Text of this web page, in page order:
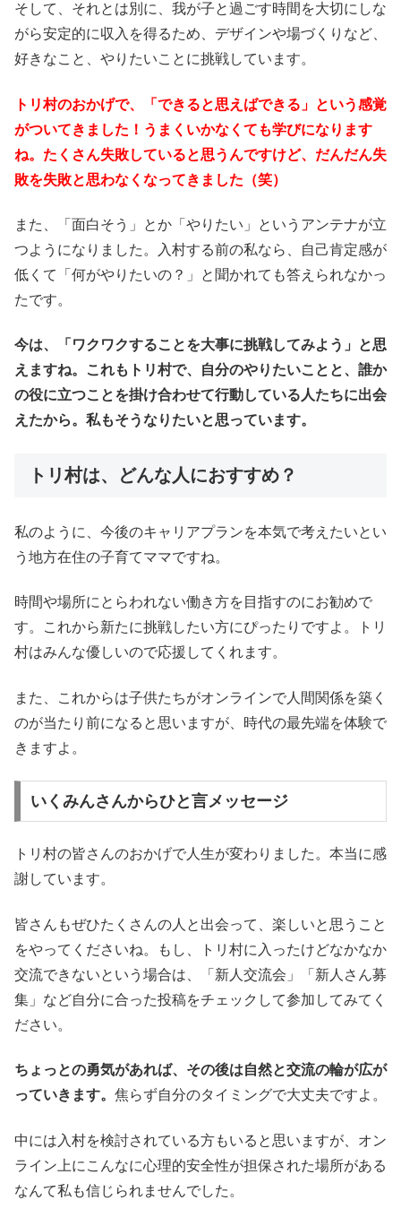
そして、それとは別に、我が子と過ごす時間を大切にしな
がら安定的に収入を得るため、デザインや場づくりなど、
好きなこと、やりたいことに挑戦しています。
トリ村のおかげで、「できると思えばできる」という感覚
がついてきました！うまくいかなくても学びになります
ね。たくさん失敗していると思うんですけど、だんだん失
敗を失敗と思わなくなってきました（笑）
また、「面白そう」とか「やりたい」というアンテナが立
つようになりました。入村する前の私なら、自己肯定感が
低くて「何がやりたいの？」と聞かれても答えられなかっ
たです。
今は、「ワクワクすることを大事に挑戦してみよう」と思
えますね。これもトリ村で、自分のやりたいことと、誰か
の役に立つことを掛け合わせて行動している人たちに出会
えたから。私もそうなりたいと思っています。
トリ村は、どんな人におすすめ？
私のように、今後のキャリアプランを本気で考えたいとい
う地方在住の子育てママですね。
時間や場所にとらわれない働き方を目指すのにお勧めで
す。これから新たに挑戦したい方にぴったりですよ。トリ
村はみんな優しいので応援してくれます。
また、これからは子供たちがオンラインで人間関係を築く
のが当たり前になると思いますが、時代の最先端を体験で
きますよ。
いくみんさんからひと言メッセージ
トリ村の皆さんのおかげで人生が変わりました。本当に感
謝しています。
皆さんもぜひたくさんの人と出会って、楽しいと思うこと
をやってくださいね。もし、トリ村に入ったけどなかなか
交流できないという場合は、「新人交流会」「新人さん募
集」など自分に合った投稿をチェックして参加してみてく
ださい。
ちょっとの勇気があれば、その後は自然と交流の輪が広が
っていきます。 焦らず自分のタイミングで大丈夫ですよ。
中には入村を検討されている方もいると思いますが、オン
ライン上にこんなに心理的安全性が担保された場所がある
なんて私も信じられませんでした。